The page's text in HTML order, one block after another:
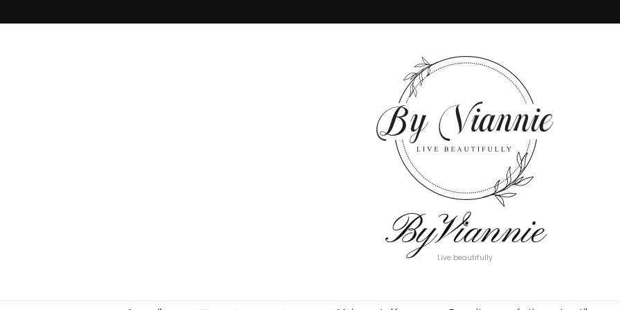
ByViannie
Live beautifully